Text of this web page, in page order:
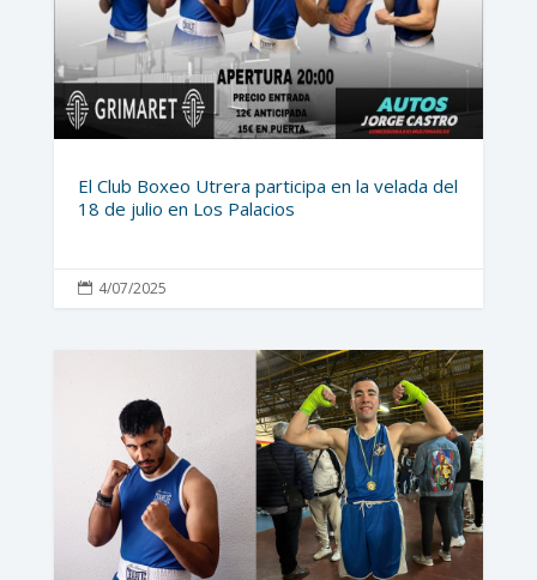
El Club Boxeo Utrera participa en la velada del
18 de julio en Los Palacios
 4/07/2025